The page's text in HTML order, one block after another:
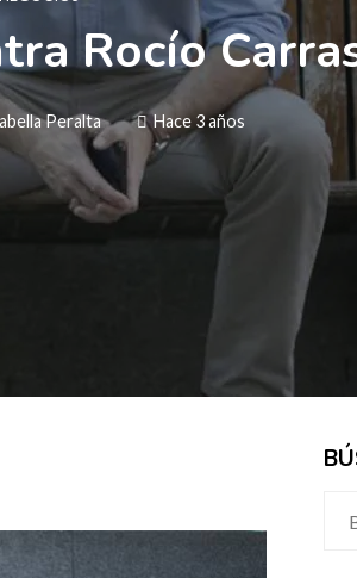
Rocío
Peralta Hace 3 años